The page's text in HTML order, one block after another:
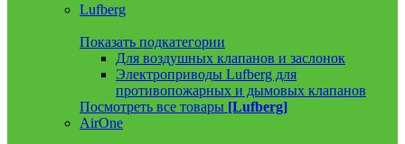
Lufberg
Показать подкатегории
Для воздушных клапанов и заслонок
Электроприводы Lufberg для
противопожарных и дымовых клапанов
Посмотреть все товары [Lufberg]
AirOne